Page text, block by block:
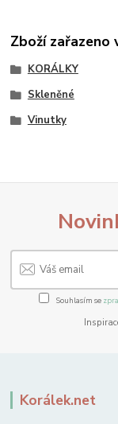
Zboží zařazeno
KORÁLKY
Skleněné
Vinutky
Souhlasím se
Korálek.net